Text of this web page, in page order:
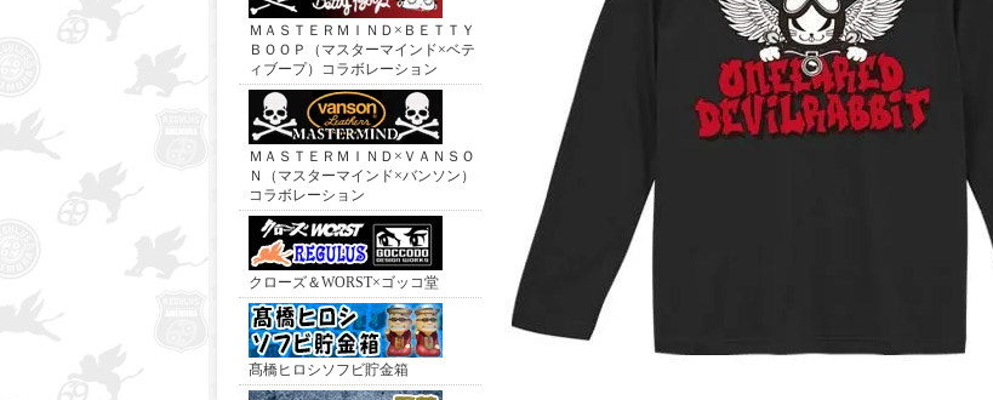
ＭＡＳＴＥＲＭＩＮＤ×ＢＥＴＴＹ
ＢＯＯＰ（マスターマインド×ベテ
ィブープ）コラボレーション
ＭＡＳＴＥＲＭＩＮＤ×ＶＡＮＳＯ
Ｎ（マスターマインド×バンソン）
コラボレーション
クローズ＆WORST×ゴッコ堂
髙橋ヒロシソフビ貯金箱